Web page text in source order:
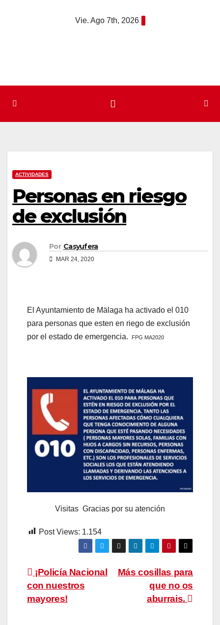
Vie. Ago 7th, 2026
ACTIVIDADES
Personas en riesgo
de exclusión
Por Casyufera
MAR 24, 2020
El Ayuntamiento de Mälaga ha activado el 010
para personas que esten en riego de exclusión
por el estado de emergencia.
FPG MA2020
Visitas Gracias por su atención
Post Views: 1.154
Navegación
de
Más cosillas para
que no os
aburrais.
¡Policía Nacional
con nuestros
mayores!